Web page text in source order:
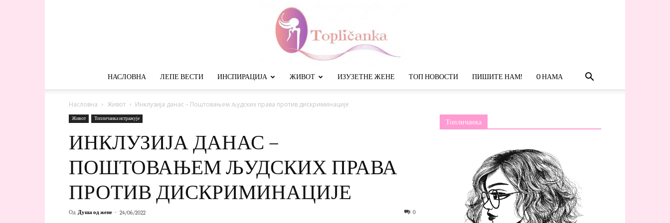
НАСЛОВНА ЛЕПЕ ВЕСТИ ИНСПИРАЦИЈА ЖИВОТ ИЗУЗЕТНЕ ЖЕНЕ ТОП НОВОСТИ ПИШИТЕ НАМ! O НАМА
Насловна Живот Инклузија данас – Поштовањем људских права против дискриминације
Живот Топличанка истражује
ИНКЛУЗИЈА ДАНАС –
ПОШТОВАЊЕМ ЉУДСКИХ ПРАВА
ПРОТИВ ДИСКРИМИНАЦИЈЕ
Од Душа од жене - 24/06/2022 0
Топличанка